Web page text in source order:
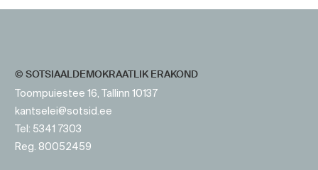
© SOTSIAALDEMOKRAATLIK ERAKOND
Toompuiestee 16, Tallinn 10137
kantselei@sotsid.ee
Tel: 5341 7303
Reg. 80052459